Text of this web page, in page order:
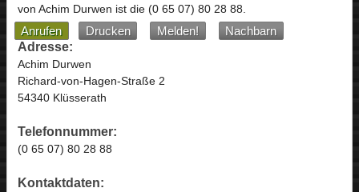
von Achim Durwen ist die (0 65 07) 80 28 88.
Anrufen Drucken Melden!
Nachbarn
Adresse:
Achim Durwen
Richard-von-Hagen-Straße 2
54340 Klüsserath
Telefonnummer:
(0 65 07) 80 28 88
Kontaktdaten: